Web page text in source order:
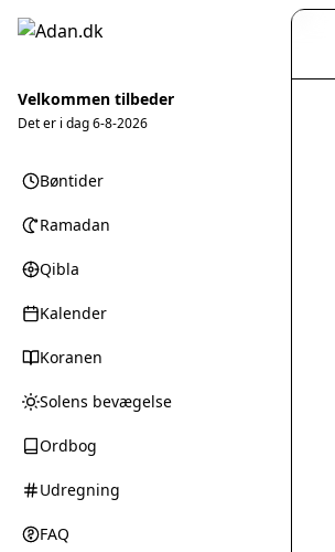
Velkommen tilbeder
Det er i dag6-8-2026
Bøntider
Ramadan
Qibla
Kalender
Koranen
Solens bevægelse
Ordbog
Udregning
FAQ